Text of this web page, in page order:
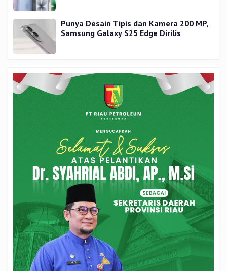
Punya Desain Tipis dan Kamera 200 MP,
Samsung Galaxy S25 Edge Dirilis